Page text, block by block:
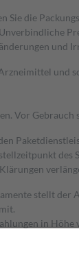
Sie die
und
und
Vor
des
stellt der
in Höhe
für Online-